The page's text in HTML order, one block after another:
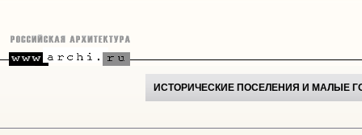
ИСТОРИЧЕСКИЕ ПОСЕЛЕНИЯ И МАЛЫЕ